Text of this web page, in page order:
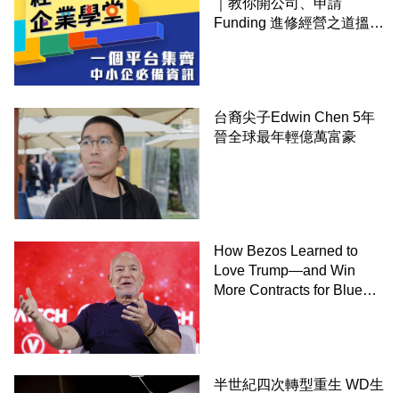
｜教你開公司、申請
Funding 進修經營之道搵大
台裔尖子Edwin Chen 5年
晉全球最年輕億萬富豪
How Bezos Learned to
Love Trump—and Win
More Contracts for Blue
半世紀四次轉型重生 WD生